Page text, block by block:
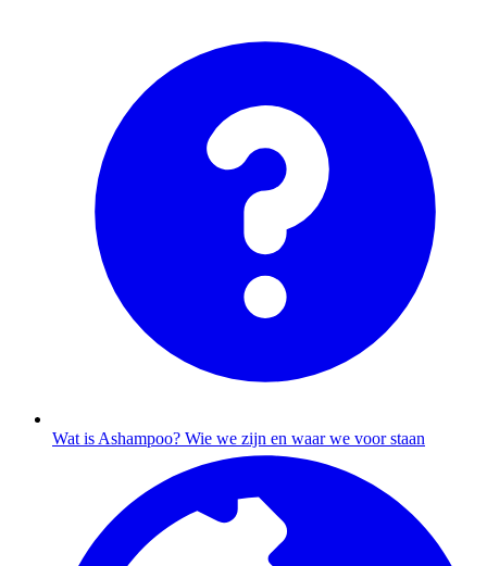
Wat is Ashampoo? Wie we zijn en waar we voor staan